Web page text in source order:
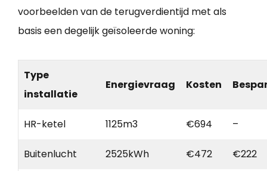
voorbeelden van de terugverdientijd met als
basis een degelijk geïsoleerde woning:
Type
installatie
Energievraag Kosten
HR-ketel 1125m3 €694 –
Buitenlucht 2525kWh €472 €222